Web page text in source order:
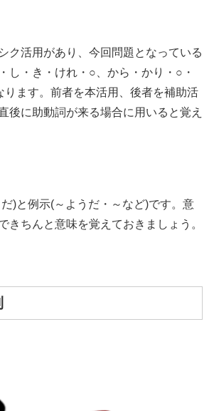
ク活用があり、今回問題となっている
し・き・けれ・○、から・かり・○・
ます。 前者を本活用、後者を補助活
後に助動詞が来る場合に用いると覚え
)と例示(～ようだ・～など)です。意
きちんと意味を覚えておきましょう。